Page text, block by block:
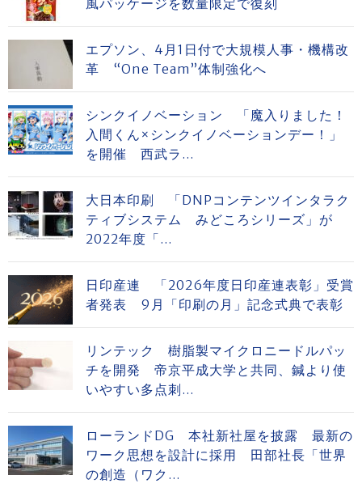
風パッケージを数量限定で復刻
エプソン、4月1日付で大規模人事・機構改
革 “One Team”体制強化へ
シンクイノベーション 「魔入りました！
入間くん×シンクイノベーションデー！」
を開催 西武ラ...
大日本印刷 「DNPコンテンツインタラク
ティブシステム みどころシリーズ」が
2022年度「...
日印産連 「2026年度日印産連表彰」受賞
者発表 9月「印刷の月」記念式典で表彰
リンテック 樹脂製マイクロニードルパッ
チを開発 帝京平成大学と共同、鍼より使
いやすい多点刺...
ローランドDG 本社新社屋を披露 最新の
ワーク思想を設計に採用 田部社長「世界
の創造（ワク...